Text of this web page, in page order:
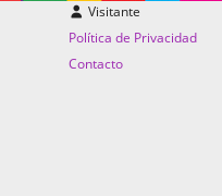
Visitante
Política de Privacidad
Contacto